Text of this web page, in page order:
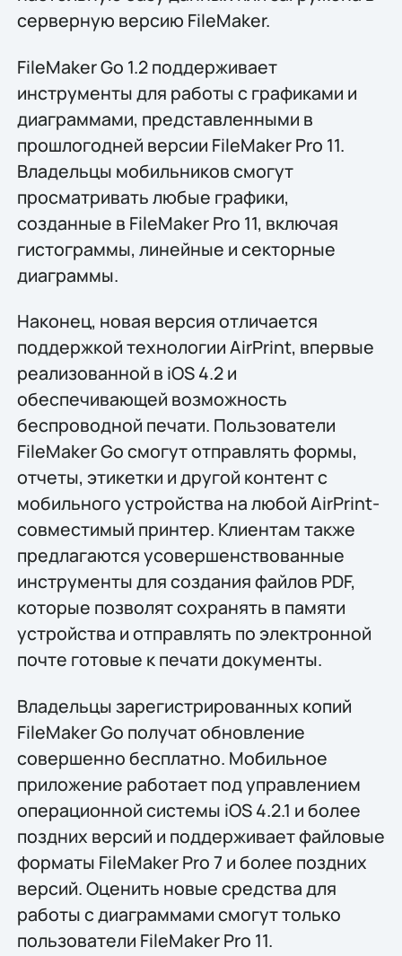
серверную версию FileMaker.
FileMaker Go 1.2 поддерживает
инструменты для работы с графиками и
диаграммами, представленными в
прошлогодней версии FileMaker Pro 11.
Владельцы мобильников смогут
просматривать любые графики,
созданные в FileMaker Pro 11, включая
гистограммы, линейные и секторные
диаграммы.
Наконец, новая версия отличается
поддержкой технологии AirPrint, впервые
реализованной в iOS 4.2 и
обеспечивающей возможность
беспроводной печати. Пользователи
FileMaker Go смогут отправлять формы,
отчеты, этикетки и другой контент с
мобильного устройства на любой AirPrint-
совместимый принтер. Клиентам также
предлагаются усовершенствованные
инструменты для создания файлов PDF,
которые позволят сохранять в памяти
устройства и отправлять по электронной
почте готовые к печати документы.
Владельцы зарегистрированных копий
FileMaker Go получат обновление
совершенно бесплатно. Мобильное
приложение работает под управлением
операционной системы iOS 4.2.1 и более
поздних версий и поддерживает файловые
форматы FileMaker Pro 7 и более поздних
версий. Оценить новые средства для
работы с диаграммами смогут только
пользователи FileMaker Pro 11.